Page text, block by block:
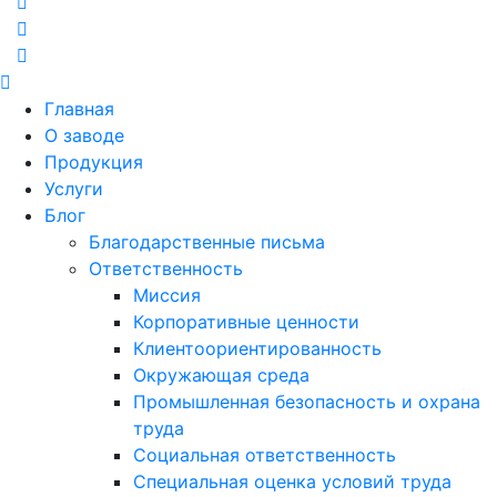
Главная
О заводе
Продукция
Услуги
Блог
Благодарственные письма
Ответственность
Миссия
Корпоративные ценности
Клиентоориентированность
Окружающая среда
Промышленная безопасность и охрана
труда
Социальная ответственность
Специальная оценка условий труда